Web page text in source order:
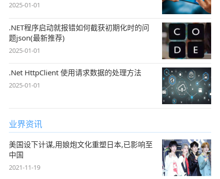
2025-01-01
.NET程序启动就报错如何截获初期化时的问
题json(最新推荐)
2025-01-01
.Net HttpClient 使用请求数据的处理方法
2025-01-01
业界资讯
美国设下计谋,用娘炮文化重塑日本,已影响至
中国
2021-11-19